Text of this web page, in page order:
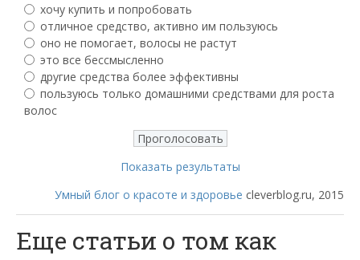
хочу купить и попробовать
отличное средство, активно им пользуюсь
оно не помогает, волосы не растут
это все бессмысленно
другие средства более эффективны
пользуюсь только домашними средствами для роста
волос
Показать результаты
Умный блог о красоте и здоровье cleverblog.ru, 2015
Еще статьи о том как